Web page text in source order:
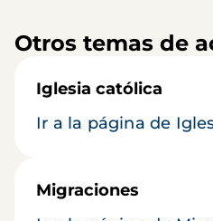
Otros temas de
Iglesia católica
Ir a la página de
Migraciones